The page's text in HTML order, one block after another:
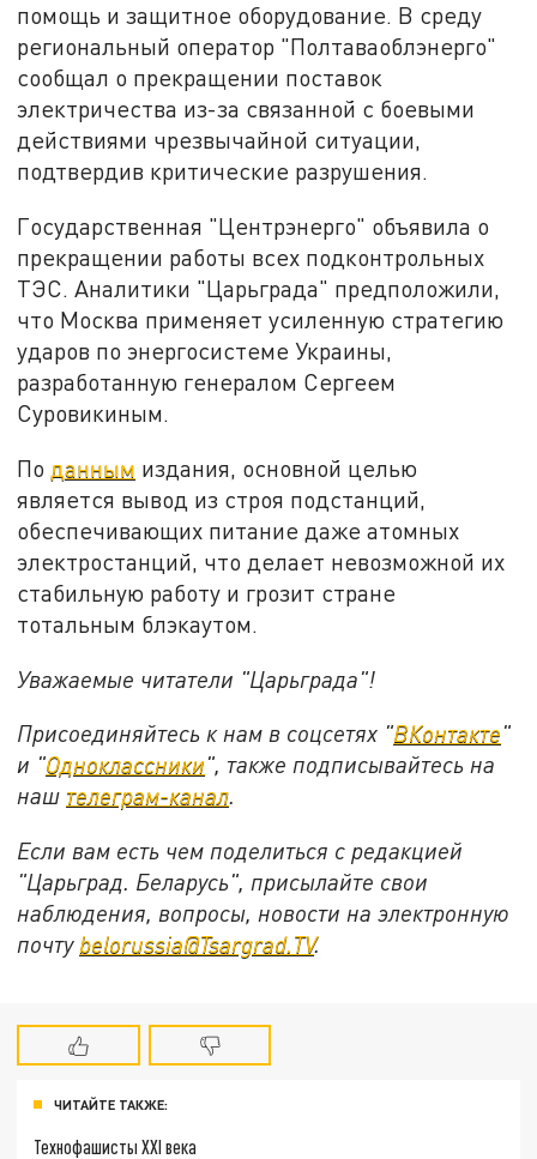
помощь и защитное оборудование. В среду
региональный оператор "Полтаваоблэнерго"
сообщал о прекращении поставок
электричества из-за связанной с боевыми
действиями чрезвычайной ситуации,
подтвердив критические разрушения.
Государственная "Центрэнерго" объявила о
прекращении работы всех подконтрольных
ТЭС. Аналитики "Царьграда" предположили,
что Москва применяет усиленную стратегию
ударов по энергосистеме Украины,
разработанную генералом Сергеем
Суровикиным.
По данным издания, основной целью
является вывод из строя подстанций,
обеспечивающих питание даже атомных
электростанций, что делает невозможной их
стабильную работу и грозит стране
тотальным блэкаутом.
Уважаемые читатели "Царьграда"!
Присоединяйтесь к нам в соцсетях "ВКонтакте"
и "Одноклассники", также подписывайтесь на
наш телеграм-канал.
Если вам есть чем поделиться с редакцией
"Царьград. Беларусь", присылайте свои
наблюдения, вопросы, новости на электронную
почту belorussia@Tsargrad.TV.
ЧИТАЙТЕ ТАКЖЕ:
Технофашисты XXI века